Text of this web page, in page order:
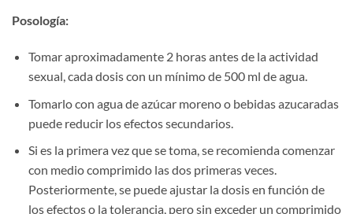
Posología:​
Tomar aproximadamente 2 horas antes de la actividad
sexual, cada dosis con un mínimo de 500 ml de agua.
Tomarlo con agua de azúcar moreno o bebidas azucaradas
puede reducir los efectos secundarios.
Si es la primera vez que se toma, se recomienda comenzar
con medio comprimido las dos primeras veces.
Posteriormente, se puede ajustar la dosis en función de
los efectos o la tolerancia, pero sin exceder un comprimido